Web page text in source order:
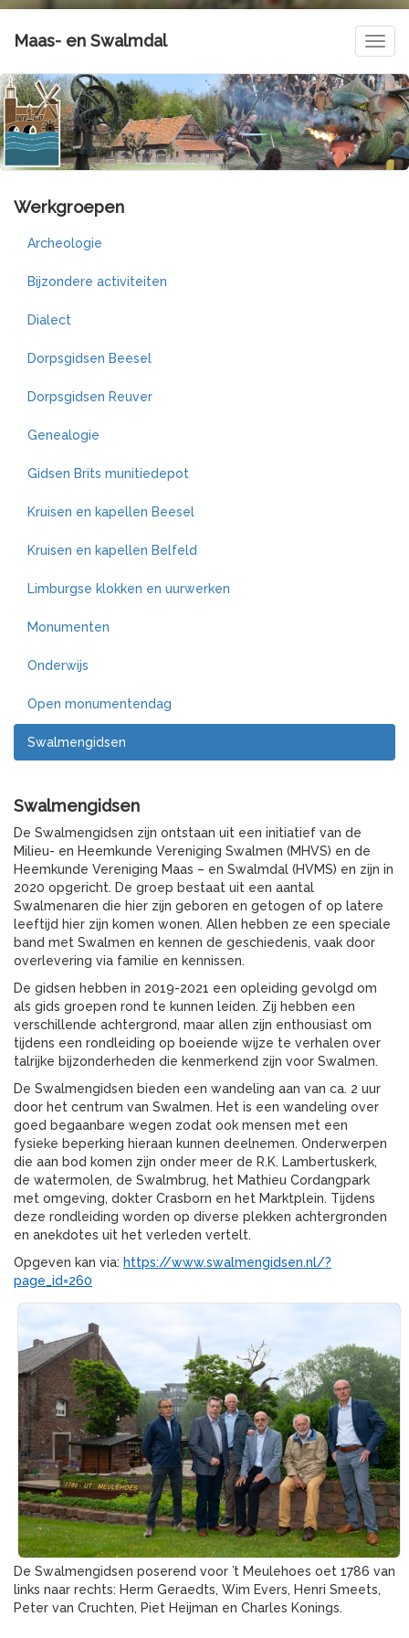
Maas- en Swalmdal
Werkgroepen
Archeologie
Bijzondere activiteiten
Dialect
Dorpsgidsen Beesel
Dorpsgidsen Reuver
Genealogie
Gidsen Brits munitiedepot
Kruisen en kapellen Beesel
Kruisen en kapellen Belfeld
Limburgse klokken en uurwerken
Monumenten
Onderwijs
Open monumentendag
Swalmengidsen
Swalmengidsen
De Swalmengidsen zijn ontstaan uit een initiatief van de
Milieu- en Heemkunde Vereniging Swalmen (MHVS) en de
Heemkunde Vereniging Maas – en Swalmdal (HVMS) en zijn in
2020 opgericht. De groep bestaat uit een aantal
Swalmenaren die hier zijn geboren en getogen of op latere
leeftijd hier zijn komen wonen. Allen hebben ze een speciale
band met Swalmen en kennen de geschiedenis, vaak door
overlevering via familie en kennissen.
De gidsen hebben in 2019-2021 een opleiding gevolgd om
als gids groepen rond te kunnen leiden. Zij hebben een
verschillende achtergrond, maar allen zijn enthousiast om
tijdens een rondleiding op boeiende wijze te verhalen over
talrijke bijzonderheden die kenmerkend zijn voor Swalmen.
De Swalmengidsen bieden een wandeling aan van ca. 2 uur
door het centrum van Swalmen. Het is een wandeling over
goed begaanbare wegen zodat ook mensen met een
fysieke beperking hieraan kunnen deelnemen. Onderwerpen
die aan bod komen zijn onder meer de R.K. Lambertuskerk,
de watermolen, de Swalmbrug, het Mathieu Cordangpark
met omgeving, dokter Crasborn en het Marktplein. Tijdens
deze rondleiding worden op diverse plekken achtergronden
en anekdotes uit het verleden vertelt.
Opgeven kan via: https://www.swalmengidsen.nl/?
page_id=260
De Swalmengidsen poserend voor ’t Meulehoes oet 1786 van
links naar rechts: Herm Geraedts, Wim Evers, Henri Smeets,
Peter van Cruchten, Piet Heijman en Charles Konings.